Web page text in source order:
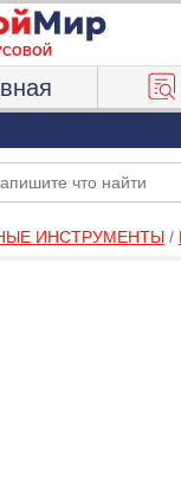
ИНСТРУМЕНТЫ/